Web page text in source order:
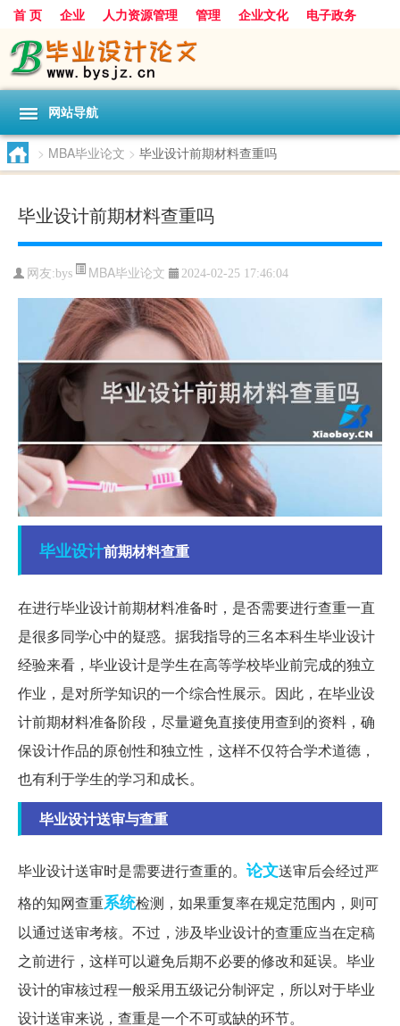
首 页 企业 人力资源管理 管理 企业文化
电子政务
数据
旅游 项目 浅谈 发展
网站导航
> MBA毕业论文 > 毕业设计前期材料查重吗
毕业设计前期材料查重吗
网友:bys MBA毕业论文 2024-02-25 17:46:04
毕业设计前期材料查重
在进行毕业设计前期材料准备时，是否需要进行查重一直
是很多同学心中的疑惑。据我指导的三名本科生毕业设计
经验来看，毕业设计是学生在高等学校毕业前完成的独立
作业，是对所学知识的一个综合性展示。因此，在毕业设
计前期材料准备阶段，尽量避免直接使用查到的资料，确
保设计作品的原创性和独立性，这样不仅符合学术道德，
也有利于学生的学习和成长。
毕业设计送审与查重
毕业设计送审时是需要进行查重的。 论文送审后会经过严
格的知网查重系统检测，如果重复率在规定范围内，则可
以通过送审考核。不过，涉及毕业设计的查重应当在定稿
之前进行，这样可以避免后期不必要的修改和延误。毕业
设计的审核过程一般采用五级记分制评定，所以对于毕业
设计送审来说，查重是一个不可或缺的环节。